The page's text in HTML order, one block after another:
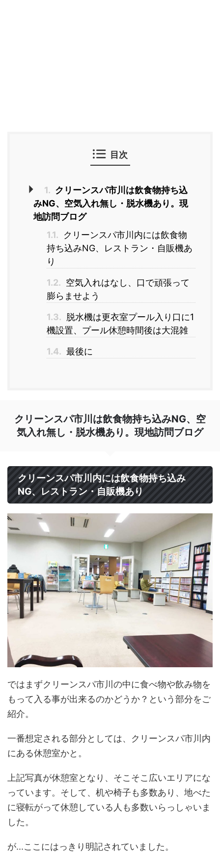
目次
1. クリーンスパ市川は飲食物持ち込
みNG、空気入れ無し・脱水機あり。現
地訪問ブログ
1.1.
クリーンスパ市川内には飲食物
持ち込みNG、レストラン・自販機あ
り
1.2. 空気入れはなし、口で頑張って
膨らませよう
1.3. 脱水機は更衣室プール入り口に1
機設置、プール休憩時間後は大混雑
1.4. 最後に
クリーンスパ市川は飲食物持ち込みNG、空
気入れ無し・脱水機あり。現地訪問ブログ
クリーンスパ市川内には飲食物持ち込み
NG、レストラン・自販機あり
ではまずクリーンスパ市川の中に食べ物や飲み物を
もって入る事が出来るのかどうか？という部分をご
紹介。
一番想定される部分としては、クリーンスパ市川内
にある休憩室かと。
上記写真が休憩室となり、そこそこ広いエリアにな
っています。そして、机や椅子も多数あり、地べた
に寝転がって休憩している人も多数いらっしゃいま
した。
が...ここにはっきり明記されていました。